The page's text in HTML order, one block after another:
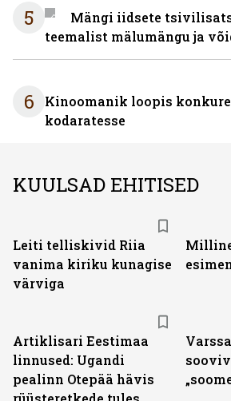
5
Mängi iidsete
teemalist mälumängu ja
6
Kinoomanik loopis
kodaratesse
KUULSAD EHITISED
Leiti telliskivid Riia
vanima kiriku kunagise
värviga
Artiklisari Eestimaa
linnused: Ugandi
pealinn Otepää hävis